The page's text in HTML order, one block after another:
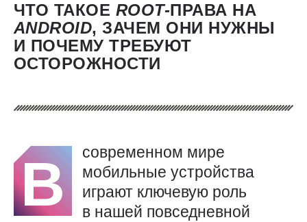
ЧТО ТАКОЕ ROOT-ПРАВА НА
ANDROID, ЗАЧЕМ ОНИ НУЖНЫ
И ПОЧЕМУ ТРЕБУЮТ
ОСТОРОЖНОСТИ
В
современном мире
мобильные устройства
играют ключевую роль
в нашей повседневной